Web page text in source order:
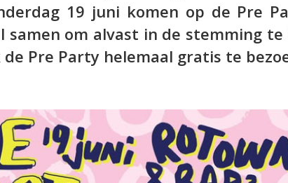
19 juni komen op de Pre
om alvast in de stemming te
Pre Party helemaal gratis te